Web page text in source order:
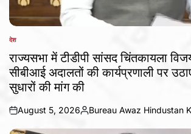
POSTED
देश
राज्यसभा में टीडीपी सांसद चिंतकायला
सीबीआई अदालतों की कार्यप्रणाली पर
सुधारों की मांग की
on
August 5, 2026
Posted
by
Bureau Awaz Hindustan